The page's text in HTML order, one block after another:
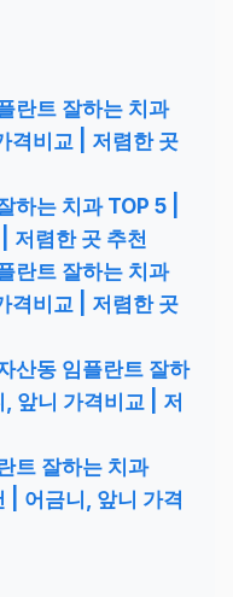
란트 잘하는 치과
격비교 | 저렴한 곳
하는 치과 TOP 5 |
저렴한 곳 추천
란트 잘하는 치과
격비교 | 저렴한 곳
산동 임플란트 잘하
앞니 가격비교 | 저
트 잘하는 치과
| 어금니, 앞니 가격